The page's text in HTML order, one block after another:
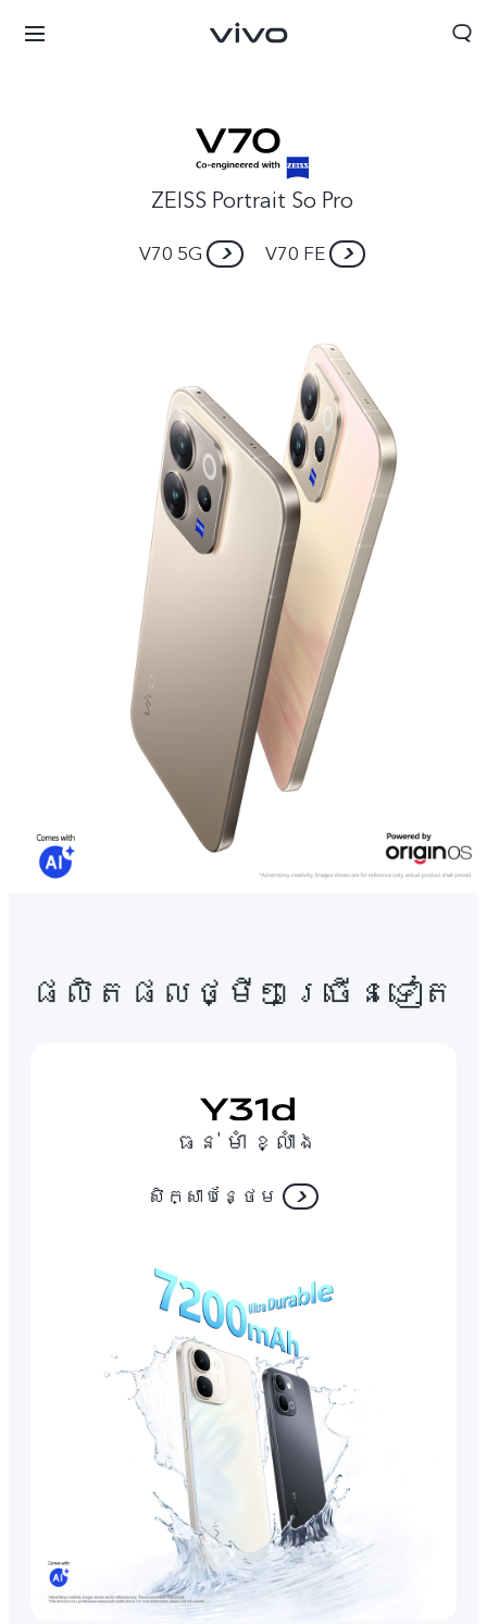
Cambodia | ជ្រើសរើសប្រទេស/តំបន់
ZEISS Portrait So Pro
V70 5G V70 FE
ផលិតផលថ្មីៗច្រើនទៀត
ធន់ មាំ ខ្លាំង
សិក្សាបន្ថែម